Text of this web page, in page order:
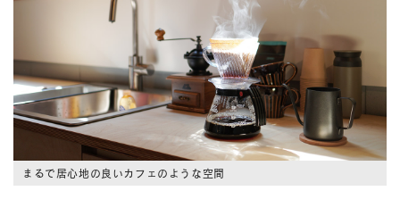
まるで居心地の良いカフェのような空間